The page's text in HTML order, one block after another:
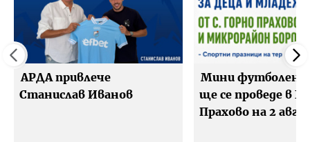
АРДА привлече
Станислав Иванов
Мини футболен
ще се проведе в
Прахово на 2